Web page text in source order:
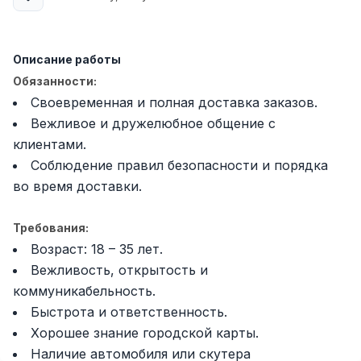
Full time job
Повар фастфуда
2,600,000 - 5,000,000 sum
LES AILES
Full time job
Ish joyidan
Фармацевт
3,000,000 - 10,000,000 sum/
NAVBAHOR APTEKA
Агент по продажам
Договорная
LION_ESTATE
Full time job
Ish joyidan
Преподаватель IELTS
3,000,000 - 10,000,000 sum/
Описание работы
Обязанности:
Своевременная и полная доставка заказов.
Вежливое и дружелюбное общение с
клиентами.
Соблюдение правил безопасности и порядка
во время доставки.
Требования:
Возраст: 18 – 35 лет.
Вежливость, открытость и
коммуникабельность.
Быстрота и ответственность.
Хорошее знание городской карты.
Наличие автомобиля или скутера
Вакансии Категории Компании